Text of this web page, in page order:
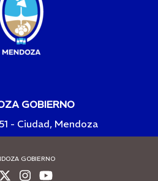
GOBIERNO
- Ciudad, Mendoza
GOBIERNO